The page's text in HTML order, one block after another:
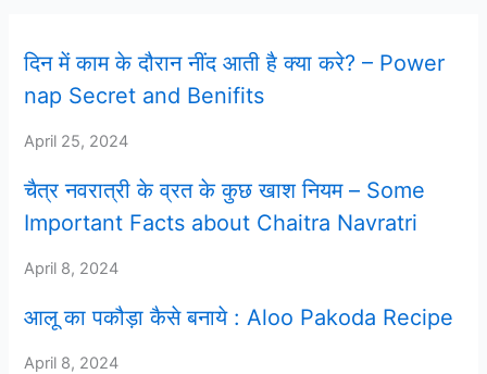
दिन में काम के दौरान नींद आती है क्या करे? – Power
nap Secret and Benifits
April 25, 2024
चैत्र नवरात्री के व्रत के कुछ खाश नियम – Some
Important Facts about Chaitra Navratri
April 8, 2024
आलू का पकौड़ा कैसे बनाये : Aloo Pakoda Recipe
April 8, 2024